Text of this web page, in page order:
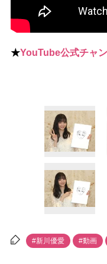
★YouTube公式チャ
#新川優愛 #動画